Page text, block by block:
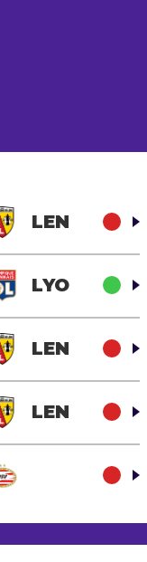
LEN
LYO
LEN
LEN